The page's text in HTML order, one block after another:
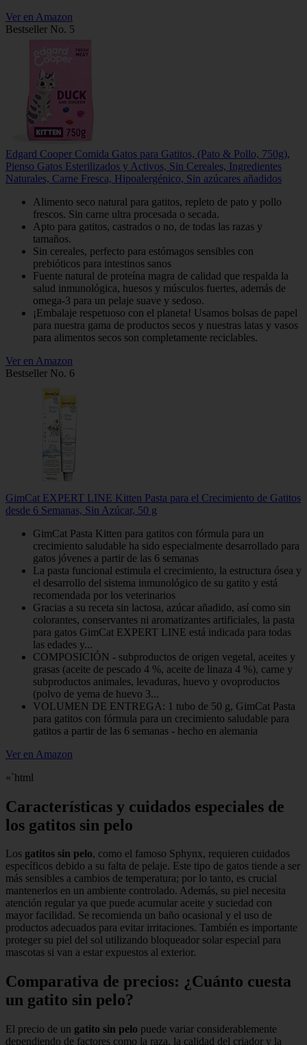
Ver en Amazon
Bestseller No. 5
Edgard Cooper Comida Gatos para Gatitos, (Pato & Pollo, 750g),
Pienso Gatos Esterilizados y Activos, Sin Cereales, Ingredientes
Naturales, Carne Fresca, Hipoalergénico, Sin azúcares añadidos
Alimento seco natural para gatitos, repleto de pato y pollo
frescos. Sin carne ultra procesada o secada.
Apto para gatitos, castrados o no, de todas las razas y
tamaños.
Sin cereales, perfecto para estómagos sensibles con
prebióticos para intestinos sanos
Fuente natural de proteína magra de calidad que respalda la
salud inmunológica, huesos y músculos fuertes, además de
omega-3 para un pelaje suave y sedoso.
¡Embalaje respetuoso con el planeta! Usamos bolsas de papel
para nuestra gama de productos secos y nuestras latas y vasos
para alimentos secos son completamente reciclables.
Ver en Amazon
Bestseller No. 6
GimCat EXPERT LINE Kitten Pasta para el Crecimiento de Gatitos
desde 6 Semanas, Sin Azúcar, 50 g
GimCat Pasta Kitten para gatitos con fórmula para un
crecimiento saludable ha sido especialmente desarrollado para
gatos jóvenes a partir de las 6 semanas
La pasta funcional estimula el crecimiento, la estructura ósea y
el desarrollo del sistema inmunológico de su gatito y está
recomendada por los veterinarios
Gracias a su receta sin lactosa, azúcar añadido, así como sin
colorantes, conservantes ni aromatizantes artificiales, la pasta
para gatos GimCat EXPERT LINE está indicada para todas
las edades y...
COMPOSICIÓN - subproductos de origen vegetal, aceites y
grasas (aceite de pescado 4 %, aceite de linaza 4 %), carne y
subproductos animales, levaduras, huevo y ovoproductos
(polvo de yema de huevo 3...
VOLUMEN DE ENTREGA: 1 tubo de 50 g, GimCat Pasta
para gatitos con fórmula para un crecimiento saludable para
gatitos a partir de las 6 semanas - hecho en alemania
Ver en Amazon
«`html
Características y cuidados especiales de
los gatitos sin pelo
Los gatitos sin pelo, como el famoso Sphynx, requieren cuidados
específicos debido a su falta de pelaje. Este tipo de gatos tiende a ser
más sensibles a cambios de temperatura; por lo tanto, es crucial
mantenerlos en un ambiente controlado. Además, su piel necesita
atención regular ya que puede acumular aceite y suciedad con
mayor facilidad. Se recomienda un baño ocasional y el uso de
productos adecuados para evitar irritaciones. También es importante
proteger su piel del sol utilizando bloqueador solar especial para
mascotas si van a estar expuestos al exterior.
Comparativa de precios: ¿Cuánto cuesta
un gatito sin pelo?
El precio de un gatito sin pelo puede variar considerablemente
dependiendo de factores como la raza, la calidad del criador y la